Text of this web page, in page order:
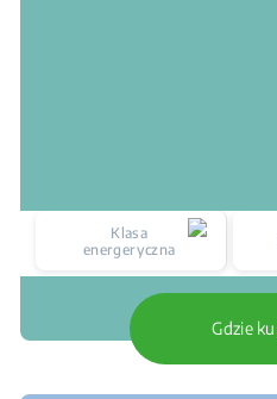
Klasa
energeryczna
Gdzie